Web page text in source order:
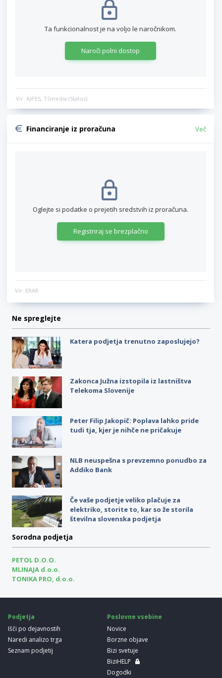
Ta funkcionalnost je na voljo le naročnikom.
Naroči polni dostop
Vir: AJPES, TSmedia (Status)
Financiranje iz proračuna Več
Oglejte si podatke o prejetih sredstvih iz proračuna.
Registriraj se brezplačno
Vir: ERAR
Ne spreglejte
Katera podjetja trenutno zaposlujejo?
Zakonca Južna izstopila iz lastništva
Telekoma Slovenije
Peter Filip Jakopič: Poplava lahko pride
tudi tja, kjer je nihče ne pričakuje
NLB neuspešna s prevzemno ponudbo za
Addiko Bank
Če vaše podjetje veliko plačuje za
elektriko, storite to, kar so že storila
številna slovenska podjetja
Sorodna podjetja
PETOL D.O.O.
MLINAJA d.o.o.
TONIKA PRO, d.o.o.
Podjetja
Išči po dejavnostih
Naredi analizo trga
Seznam podjetij
Poslovne vsebine
Novice
Borzne objave
Bizi svetuje
BiziHELP
Dogodki